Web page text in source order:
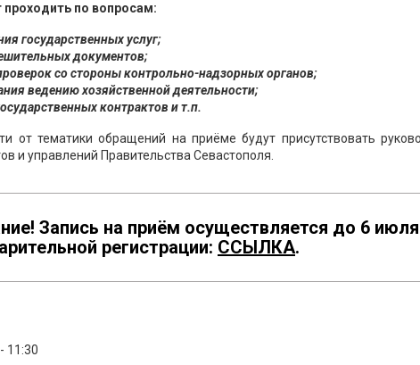
проходить по вопросам:
государственных услуг;
документов;
со стороны контрольно-надзорных органов;
ведению хозяйственной деятельности;
контрактов и т.п.
от тематики обращений на приёме будут присутствовать
и управлений Правительства Севастополя.
Запись на приём осуществляется до 6
регистрации: ССЫЛКА.
11:30